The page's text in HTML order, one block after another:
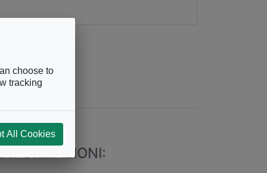
choose to
tracking
All Cookies